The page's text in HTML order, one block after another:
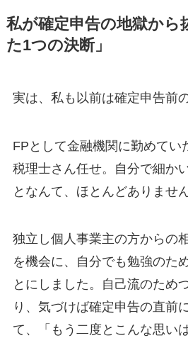
私が確定申告の地獄から
た1つの決断」
実は、私も以前は確定申告前
FPとして金融機関に勤めてい
税理士さん任せ。自分で細か
となんて、ほとんどありませ
独立し個人事業主の方からの
を機会に、自分でも勉強のた
とにしました。自己流のため
り、気づけば確定申告の直前
て、「もう二度とこんな思い